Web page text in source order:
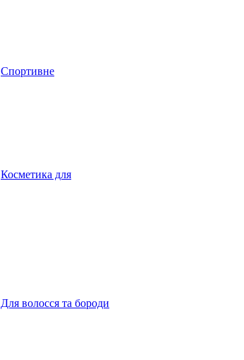
Спортивне
Косметика для
Для волосся та бороди